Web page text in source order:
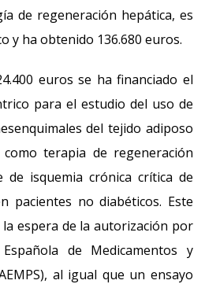
de regeneración hepática, es
y ha obtenido 136.680 euros.
euros se ha financiado el
para el estudio del uso de
del tejido adiposo
terapia de regeneración
isquemia crónica crítica de
pacientes no diabéticos. Este
espera de la autorización por
de Medicamentos y
al igual que un ensayo